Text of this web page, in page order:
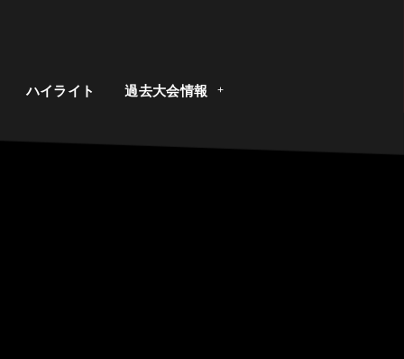
ハイライト 過去大会情報